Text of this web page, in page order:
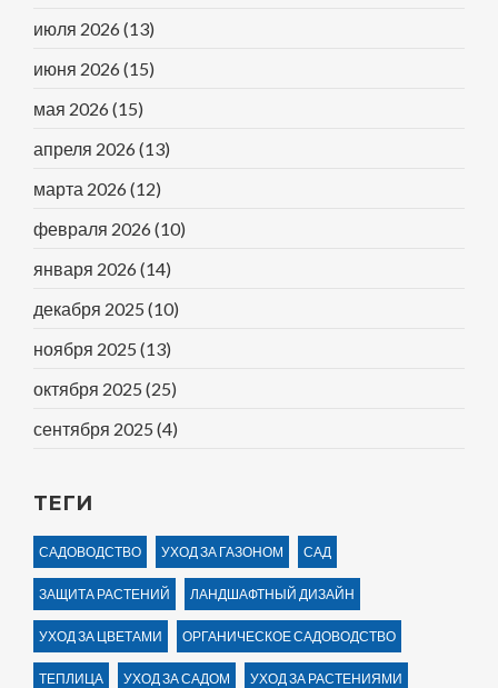
июля 2026 (13)
июня 2026 (15)
мая 2026 (15)
апреля 2026 (13)
марта 2026 (12)
февраля 2026 (10)
января 2026 (14)
декабря 2025 (10)
ноября 2025 (13)
октября 2025 (25)
сентября 2025 (4)
ТЕГИ
САДОВОДСТВО УХОД ЗА ГАЗОНОМ САД
ЗАЩИТА РАСТЕНИЙ ЛАНДШАФТНЫЙ ДИЗАЙН
УХОД ЗА ЦВЕТАМИ ОРГАНИЧЕСКОЕ САДОВОДСТВО
ТЕПЛИЦА УХОД ЗА САДОМ УХОД ЗА РАСТЕНИЯМИ